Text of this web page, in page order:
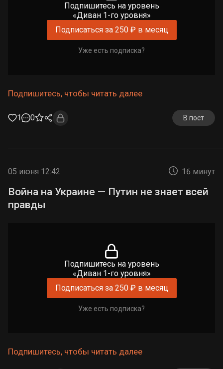
Подпишитесь на уровень
«Диван 1-го уровня»
Подписаться за 250 ₽ в месяц
Уже есть подписка?
Подпишитесь, чтобы читать далее
1 0 В пост
05 июня 12:42 16 минут
Война на Украине — Путин не знает всей
правды
Подпишитесь на уровень
«Диван 1-го уровня»
Подписаться за 250 ₽ в месяц
Уже есть подписка?
Подпишитесь, чтобы читать далее